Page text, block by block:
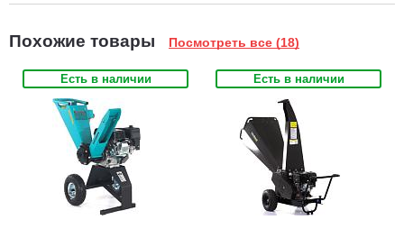
Похожие товары Посмотреть все (18)
Есть в наличии Есть в наличии